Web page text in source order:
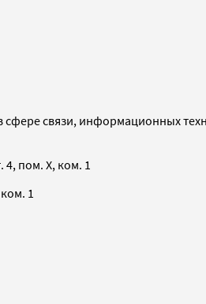
связи, информационных
4, пом. X, ком. 1
1